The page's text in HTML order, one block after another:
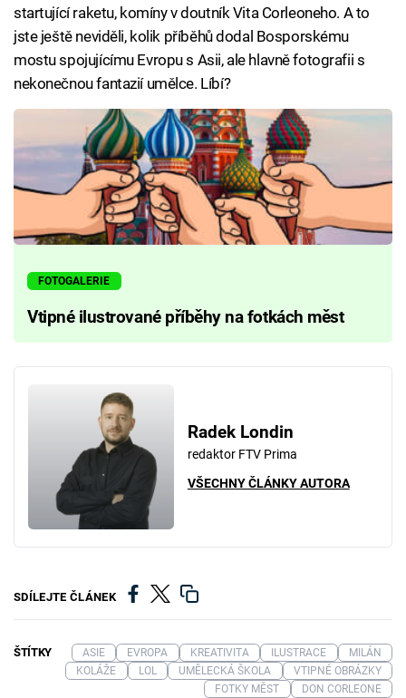
startující raketu, komíny v doutník Vita Corleoneho. A to
jste ještě neviděli, kolik příběhů dodal Bosporskému
mostu spojujícímu Evropu s Asii, ale hlavně fotografii s
nekonečnou fantazií umělce. Líbí?
FOTOGALERIE
Vtipné ilustrované příběhy na fotkách měst
Radek Londin
redaktor FTV Prima
VŠECHNY ČLÁNKY AUTORA
SDÍLEJTE ČLÁNEK
ŠTÍTKY ASIE EVROPA KREATIVITA ILUSTRACE
MILÁN
KOLÁŽE
LOL UMĚLECKÁ ŠKOLA
VTIPNÉ OBRÁZKY
FOTKY MĚST
DON CORLEONE